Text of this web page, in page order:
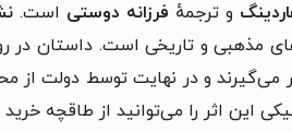
و ترجمهٔ فرزانه دوستی است.
رمانی با درون‌مایه‌های مذهبی و تاریخی
و در نهایت توسط دولت از
این اثر را می‌توانید از طاقچه خرید